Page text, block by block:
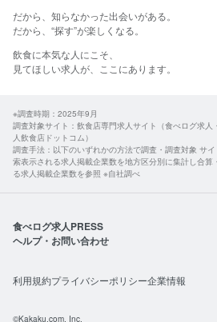
だから、​知らなかった​出会いが​ある。
​だから、​“探す”が​楽しくなる。​
飲食に​本気な​人に​こそ、​
見て​ほしい​求人が、​ここに​あります。​
※調査時期：2025年9月
調査対象サイト：飲食店専門求人サイト（食べログ求
人飲食店ドットコム）
調査手法：以下のいずれかの方法で調査・調査対象 サ
索表示される求人掲載企業数を地方区分別に集計し合
る求人掲載企業数を参照 ※自社調べ
食べログ求人PRESS
ヘルプ・お問い合わせ
利用規約プライバシーポリシー企業情報
©Kakaku.com, Inc.